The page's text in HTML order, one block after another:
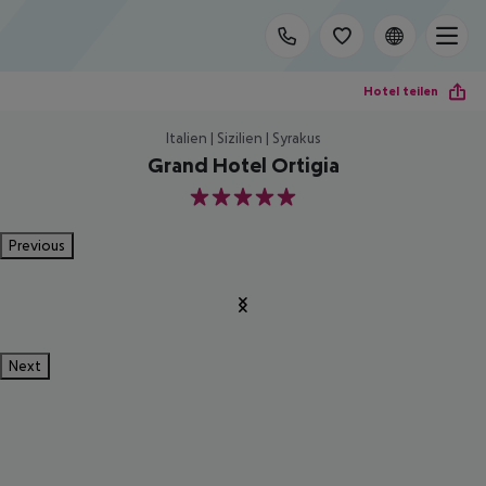
Hotel teilen
Italien | Sizilien | Syrakus
Grand Hotel Ortigia
5
Previous
Next